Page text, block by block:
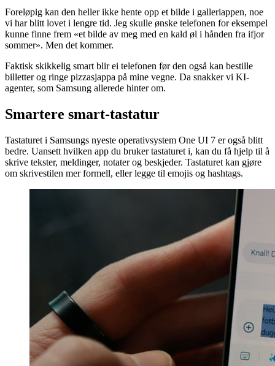
Foreløpig kan den heller ikke hente opp et bilde i galleriappen, noe
vi har blitt lovet i lengre tid. Jeg skulle ønske telefonen for eksempel
kunne finne frem «et bilde av meg med en kald øl i hånden fra ifjor
sommer». Men det kommer.
Faktisk skikkelig smart blir ei telefonen før den også kan bestille
billetter og ringe pizzasjappa på mine vegne. Da snakker vi KI-
agenter, som Samsung allerede hinter om.
Smartere smart-tastatur
Tastaturet i Samsungs nyeste operativsystem One UI 7 er også blitt
bedre. Uansett hvilken app du bruker tastaturet i, kan du få hjelp til å
skrive tekster, meldinger, notater og beskjeder. Tastaturet kan gjøre
om skrivestilen mer formell, eller legge til emojis og hashtags.